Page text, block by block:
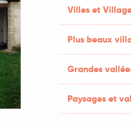
Villes et
Plus beaux
Grandes
Paysages et